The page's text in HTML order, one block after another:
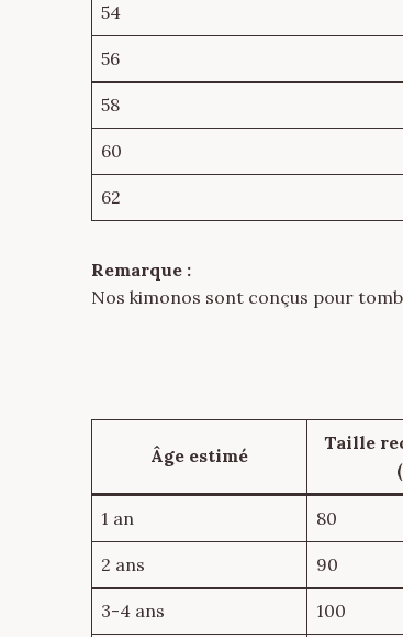
54
56
58
60
62
Remarque :
Nos kimonos sont conçus pour
Âge estimé
Taille
1 an 80
2 ans 90
3-4 ans 100